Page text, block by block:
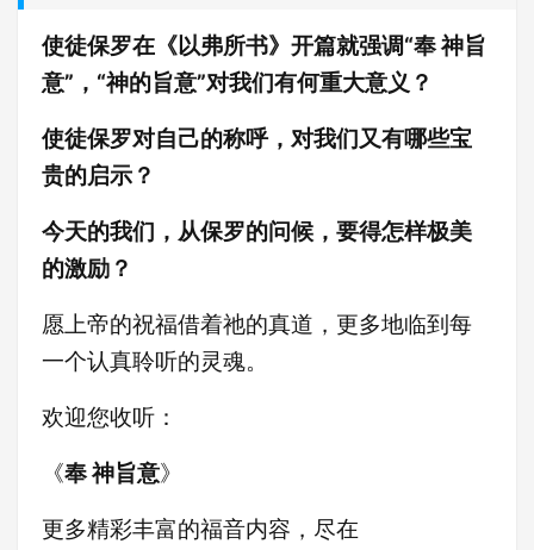
使徒保罗在《以弗所书》开篇就强调“奉 神旨
意” ，“神的旨意”对我们有何重大意义？
使徒保罗对自己的称呼，对我们又有哪些宝
贵的启示？
今天的我们， 从保罗的问候，要得怎样极美
的激励？
愿上帝的祝福借着祂的真道，更多地临到每
一个认真聆听的灵魂。
欢迎您收听：
《奉 神旨意》
更多精彩丰富的福音内容，尽在